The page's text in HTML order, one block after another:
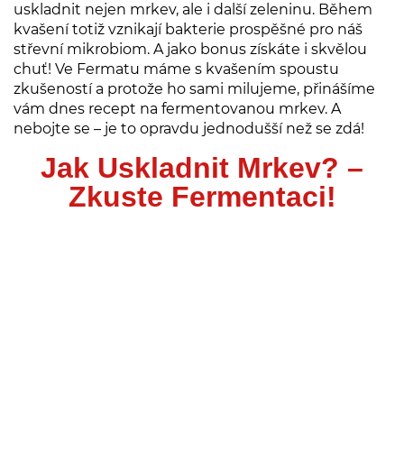
uskladnit nejen mrkev, ale i další zeleninu. Během
kvašení totiž vznikají bakterie prospěšné pro náš
střevní mikrobiom. A jako bonus získáte i skvělou
chuť! Ve Fermatu máme s kvašením spoustu
zkušeností a protože ho sami milujeme, přinášíme
vám dnes recept na fermentovanou mrkev. A
nebojte se – je to opravdu jednodušší než se zdá!
Jak Uskladnit Mrkev? –
Zkuste Fermentaci!